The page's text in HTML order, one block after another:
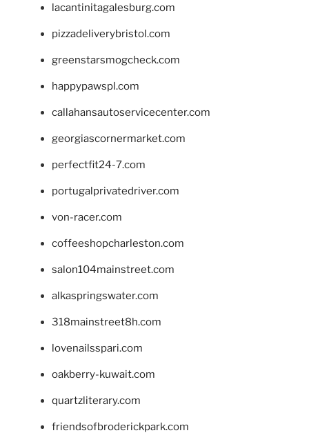
lacantinitagalesburg.com
pizzadeliverybristol.com
greenstarsmogcheck.com
happypawspl.com
callahansautoservicecenter.com
georgiascornermarket.com
perfectfit24-7.com
portugalprivatedriver.com
von-racer.com
coffeeshopcharleston.com
salon104mainstreet.com
alkaspringswater.com
318mainstreet8h.com
lovenailsspari.com
oakberry-kuwait.com
quartzliterary.com
friendsofbroderickpark.com